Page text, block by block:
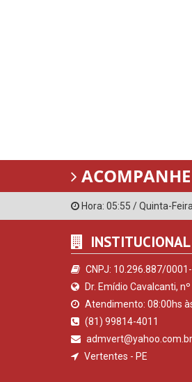
ACOMPANHE
Hora: 05:55 /Quinta-
INSTITUCIONAL
CNPJ: 10.296.887/
Dr. Emídio Cavalcanti,
Atendimento: 08:00hs
(81) 99814-4011
admvert@yahoo.com.br
Vertentes - PE